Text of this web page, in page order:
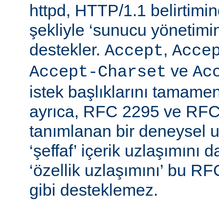
httpd, HTTP/1.1
şekliyle ‘sunucu
destekler. Accept,
Accept-Charset ve
istek başlıklarını
ayrıca, RFC 2295 ve
tanımlanan bir deneysel
‘şeffaf’ içerik uzlaşımını
‘özellik uzlaşımını’ bu
gibi desteklemez.